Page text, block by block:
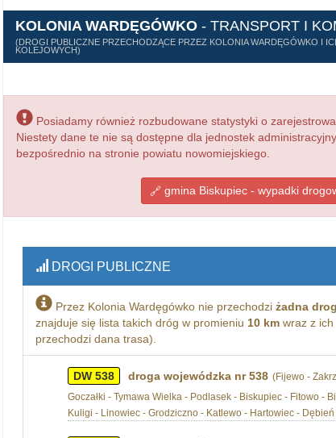
KOLONIA WARDĘGÓWKO - TRANSPORT I
(DROGI PUBLICZNE PRZECHODZĄCE PRZEZ KOLONIA WARDĘGÓWKO I
KOLEJOWYCH)
Posiadamy również rozbudowane statystyki o
Niestety dane te nie są dostępne dla jednostek
bezpośrednio na stronie powiatu nowomiejskiego.
gmina Biskupiec - wypadki
DROGI PUBLICZNE
Przez Kolonia Wardęgówko nie przechodzi żadna
znajduje się lista takich dróg w promieniu 10 kmwraz z ich
przechodzi dana trasa).
DW 538 droga wojewódzka nr 538 (Fijewo -
Goczałki - Tymawa Wielka - Podlasek - Biskupiec - Fitowo -
Kuligi - Linowiec - Grodziczno - Katlewo - Hartowiec -